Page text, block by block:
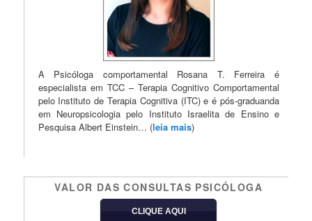
A Psicóloga comportamental Rosana T. Ferreira é
especialista em TCC – Terapia Cognitivo Comportamental
pelo Instituto de Terapia Cognitiva (ITC) e é pós-graduanda
em Neuropsicologia pelo Instituto Israelita de Ensino e
Pesquisa Albert Einstein… (leia mais)
VALOR DAS CONSULTAS PSICÓLOGA
CLIQUE AQUI